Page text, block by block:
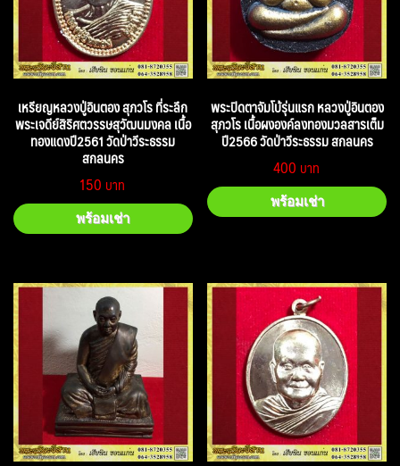
เหรียญหลวงปู่อินตอง สุภวโร ที่ระลึก
พระเจดีย์สิริศตวรรษสุวัฒนมงคล เนื้อ
ทองแดงปี2561 วัดป่าวีระธรรม
สกลนคร
150
พร้อมเช่า
พระปิดตาจัมโบ้รุ่นแรก หลวงปู่อินตอง
สุภวโร เนื้อผงองค์ลงทองมวลสารเต็ม
ปี2566 วัดป่าวีระธรรม สกลนคร
400
พร้อมเช่า